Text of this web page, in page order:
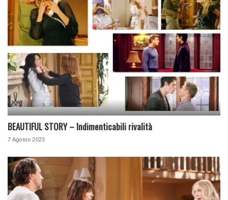
BEAUTIFUL STORY – Indimenticabili rivalità
7 Agosto 2023